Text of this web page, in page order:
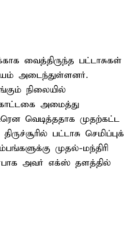
வைத்திருந்த பட்டாசுகள்
அடைந்துள்ளனர்.
நிலையில்
அமைத்து
வெடித்ததாக முதற்கட்ட
பட்டாசு செமிப்புக்
முதல்-மந்திரி
அவர் எக்ஸ் தளத்தில்